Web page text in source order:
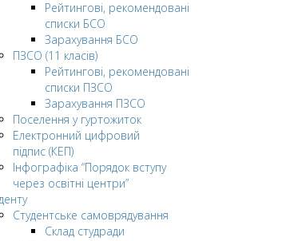
Рейтингові, рекомендовані
списки БСО
Зарахування БСО
ПЗСО (11 класів)
Рейтингові, рекомендовані
списки ПЗСО
Зарахування ПЗСО
Поселення у гуртожиток
Електронний цифровий
підпис (КЕП)
Інфографіка “Порядок вступу
через освітні центри”
Студентське самоврядування
Склад студради